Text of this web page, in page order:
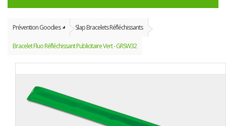
Prévention Goodies Slap Bracelets Réfléchissants
Bracelet Fluo Réfléchissant Publicitaire Vert - GRSW32